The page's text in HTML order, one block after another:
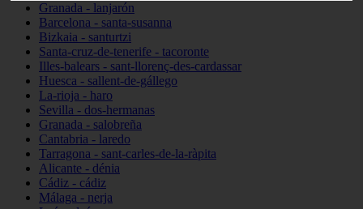
Granada - lanjarón
Barcelona - santa-susanna
Bizkaia - santurtzi
Santa-cruz-de-tenerife - tacoronte
Illes-balears - sant-llorenç-des-cardassar
Huesca - sallent-de-gállego
La-rioja - haro
Sevilla - dos-hermanas
Granada - salobreña
Cantabria - laredo
Tarragona - sant-carles-de-la-ràpita
Alicante - dénia
Cádiz - cádiz
Málaga - nerja